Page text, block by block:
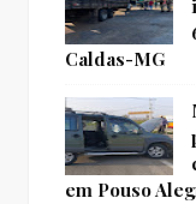
Caldas-MG
em Pouso